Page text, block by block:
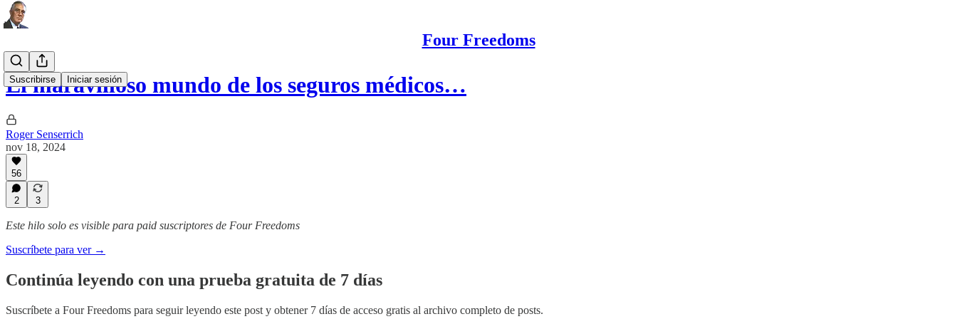
Four Freedoms
Suscribirse Iniciar sesión
El maravilloso mundo de los seguros médicos…
Roger Senserrich
nov 18, 2024
56
2 3
Este hilo solo es visible para paid suscriptores de Four Freedoms
Suscríbete para ver →
Continúa leyendo con una prueba gratuita de 7 días
Suscríbete a Four Freedoms para seguir leyendo este post y obtener 7 días de acceso gratis al archivo completo de posts.